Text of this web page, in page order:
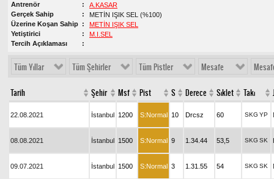
Antrenör
A.KASAR
Gerçek Sahip
METİN IŞIK SEL (%100)
Üzerine Koşan Sahip
METİN IŞIK SEL
Yetiştirici
M.I.SEL
Tercih Açıklaması
Tüm Yıllar Tüm Şehirler Tüm Pistler Mesafe
Tarih Şehir Msf Pist S Derece Sıklet Takı
22.08.2021 İstanbul 1200 S:Normal 10 Drcsz 60 SKG YP
08.08.2021 İstanbul 1500 S:Normal 9 1.34.44 53,5 SKG SK
09.07.2021 İstanbul 1500 S:Normal 3 1.31.55 54 SKG SK